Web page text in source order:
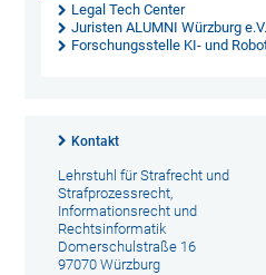
Legal Tech Center
Juristen ALUMNI Würzburg e.V.
Forschungsstelle KI- und
Kontakt
Lehrstuhl für Strafrecht und
Strafprozessrecht,
Informationsrecht und
Rechtsinformatik
Domerschulstraße 16
97070 Würzburg